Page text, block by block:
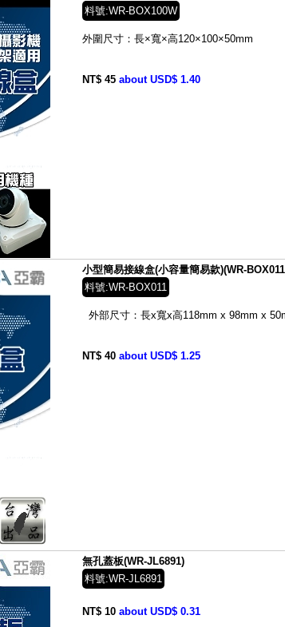
料號:WR-BOX100W
外圍尺寸：長×寬×高120×100×50mm
NT$ 45 about USD$ 1.40
小型簡易接線盒(小容量簡易款)(WR-
料號:WR-BOX011
外部尺寸：長x寬x高118mm x 98mm x
NT$ 40 about USD$ 1.25
無孔蓋板(WR-JL6891)
料號:WR-JL6891
NT$ 10 about USD$ 0.31